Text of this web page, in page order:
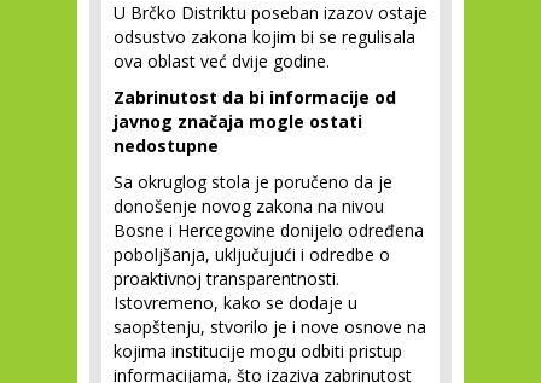
U Brčko Distriktu poseban izazov ostaje
odsustvo zakona kojim bi se regulisala
ova oblast već dvije godine.
Zabrinutost da bi informacije od
javnog značaja mogle ostati
nedostupne
Sa okruglog stola je poručeno da je
donošenje novog zakona na nivou
Bosne i Hercegovine donijelo određena
poboljšanja, uključujući i odredbe o
proaktivnoj transparentnosti.
Istovremeno, kako se dodaje u
saopštenju, stvorilo je i nove osnove na
kojima institucije mogu odbiti pristup
informacijama, što izaziva zabrinutost